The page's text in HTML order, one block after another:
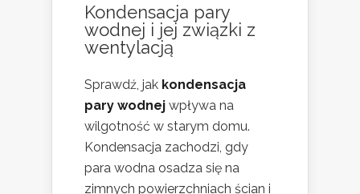
Kondensacja pary
wodnej i jej związki z
wentylacją
Sprawdź, jak kondensacja
pary wodnej wpływa na
wilgotność w starym domu.
Kondensacja zachodzi, gdy
para wodna osadza się na
zimnych powierzchniach ścian i